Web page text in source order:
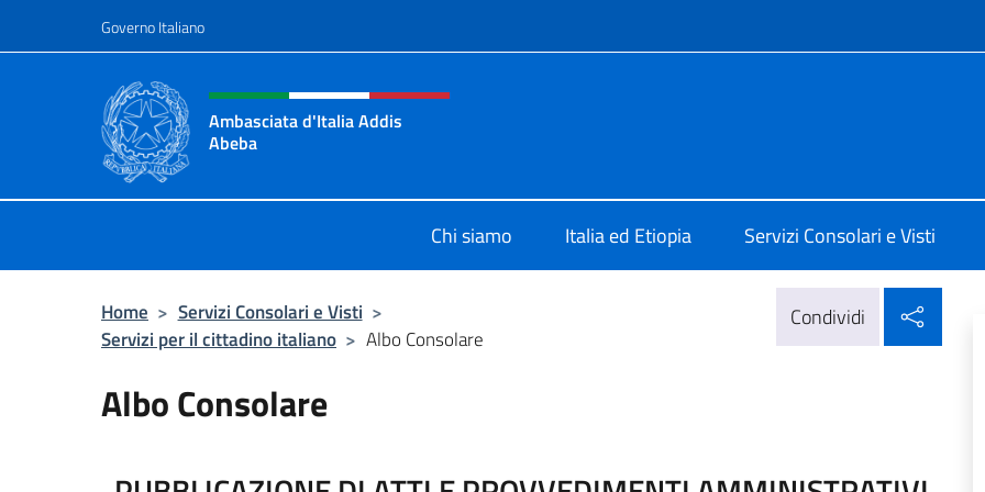
Governo Italiano
Intestazione sito, social e menù
Ambasciata d'Italia Addis
Abeba
Chi siamo Italia ed Etiopia Servizi Consolari e Visti
Home > Servizi Consolari e Visti >
Servizi per il cittadino italiano > Albo Consolare
Condividi
Albo Consolare